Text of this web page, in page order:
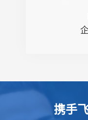
● 支
携手